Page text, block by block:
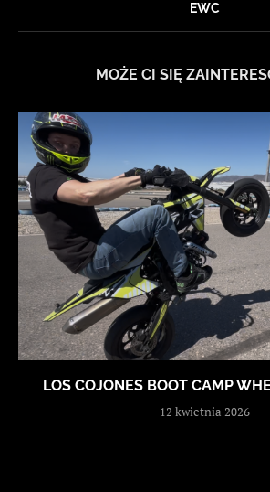
EWC
MOŻE CI SIĘ
LOS COJONES BOOT CAMP
12 kwietnia 2026